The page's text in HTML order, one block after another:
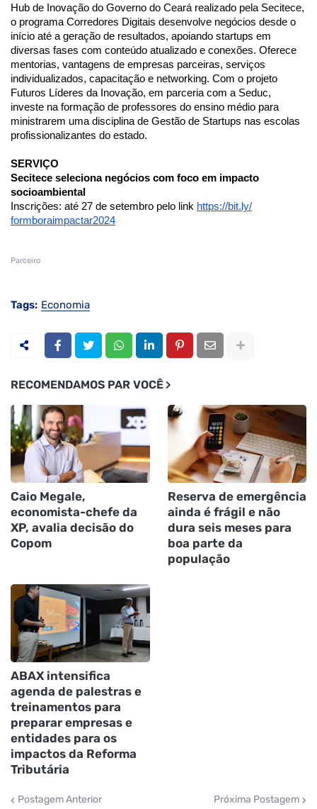
Hub de Inovação do Governo do Ceará realizado pela Secitece,
o programa Corredores Digitais desenvolve negócios desde o
início até a geração de resultados, apoiando startups em
diversas fases com conteúdo atualizado e conexões. Oferece
mentorias, vantagens de empresas parceiras, serviços
individualizados, capacitação e networking. Com o projeto
Futuros Líderes da Inovação, em parceria com a Seduc,
investe na formação de professores do ensino médio para
ministrarem uma disciplina de Gestão de Startups nas escolas
profissionalizantes do estado.
SERVIÇO
Secitece seleciona negócios com foco em impacto
socioambiental
Inscrições: até 27 de setembro pelo link https://bit.ly/
formboraimpactar2024
Parceiro
Tags: Economia
RECOMENDAMOS PAR VOCÊ
Caio Megale,
economista-chefe da
XP, avalia decisão do
Copom
Reserva de emergência
ainda é frágil e não
dura seis meses para
boa parte da
população
ABAX intensifica
agenda de palestras e
treinamentos para
preparar empresas e
entidades para os
impactos da Reforma
Tributária
Postagem Anterior Próxima Postagem